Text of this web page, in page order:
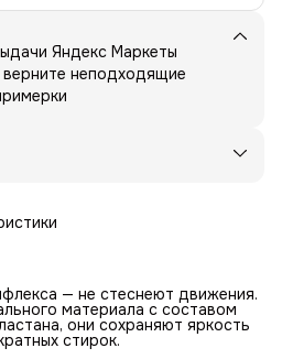
Яндекс Маркеты
неподходящие
— не стеснеют движения.
материала с составом
они сохраняют яркость
стирок.